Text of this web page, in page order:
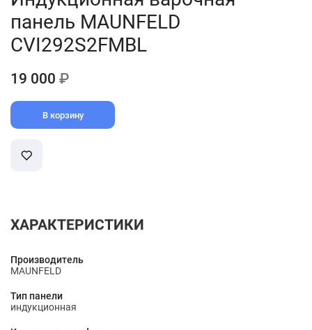
панель MAUNFELD
CVI292S2FMBL
19 000 ₽
В корзину
ХАРАКТЕРИСТИКИ
Производитель
MAUNFELD
Тип панели
индукционная